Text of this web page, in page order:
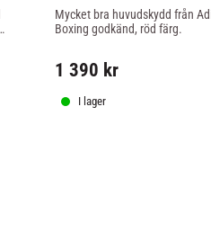
Mycket bra huvudskydd från
Boxing godkänd, röd färg.
1 390 kr
I lager